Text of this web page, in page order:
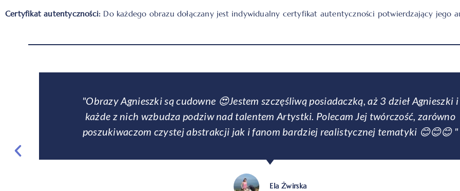
Certyfikat autentyczności: Do każdego obrazu dołączany jest indywidualny certyfikat autentyczności potwierdzający jego
"Pani Agnieszka namalowała dla mnie na zamówienie dwa duże obrazy - jeden zawisł w
salonie drugi w sypialni. To co ta dziewczyna robi z farbami przeszło moje najśmielsze
oczekiwania! Obrazy są cudowne. Pani Agnieszka jest osobą przemiłą, potrafi doradzić,
gości."